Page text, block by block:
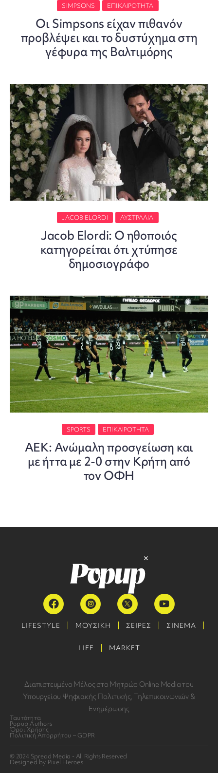
SIMPSONS ΕΠΙΚΑΙΡΌΤΗΤΑ
Οι Simpsons είχαν πιθανόν
προβλέψει και το δυστύχημα στη
γέφυρα της Βαλτιμόρης
JACOB ELORDI ΑΥΣΤΡΑΛΊΑ
Jacob Elordi: Ο ηθοποιός
κατηγορείται ότι χτύπησε
δημοσιογράφο
SPORTS ΕΠΙΚΑΙΡΌΤΗΤΑ
ΑΕΚ: Ανώμαλη προσγείωση και
με ήττα με 2-0 στην Κρήτη από
τον ΟΦΗ
LIFESTYLE ΜΟΥΣΙΚΗ ΣΕΙΡΕΣ ΣΙΝΕΜΑ
LIFE MARKET
Διαπιστευμένο Μέλος στο Μητρώο Online Media του
Υπουργείου Ψηφιακής Πολιτικής, Τηλεπικοινωνιών &
Ενημέρωσης
Ταυτότητα
Popup Authors
Όροι Χρήσης
Πολιτική Απορρήτου – GDPR
© 2024 Spread Media - All Rights Reserved
Designed by Pixel Heroes